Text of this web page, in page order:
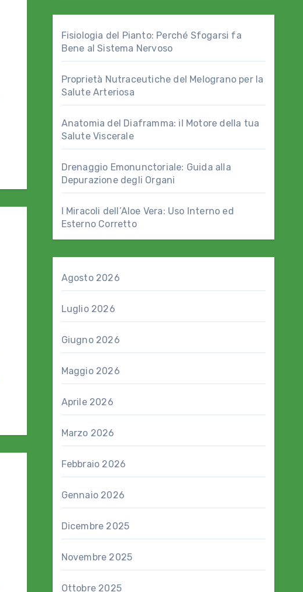
Fisiologia del Pianto: Perché Sfogarsi fa
Bene al Sistema Nervoso
Proprietà Nutraceutiche del Melograno per la
Salute Arteriosa
Anatomia del Diaframma: il Motore della tua
Salute Viscerale
Drenaggio Emonunctoriale: Guida alla
Depurazione degli Organi
I Miracoli dell’Aloe Vera: Uso Interno ed
Esterno Corretto
Agosto 2026
Luglio 2026
Giugno 2026
Maggio 2026
Aprile 2026
Marzo 2026
Febbraio 2026
Gennaio 2026
Dicembre 2025
Novembre 2025
Ottobre 2025